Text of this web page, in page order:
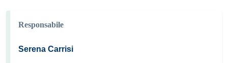
Responsabile
Serena Carrisi